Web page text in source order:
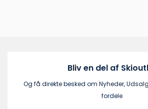
Bliv en del af
Og få direkte besked om Nyheder,
fordele